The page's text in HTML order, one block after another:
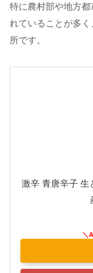
特に農村部や地方
れていることが多
所です。
激辛 青唐辛子 生